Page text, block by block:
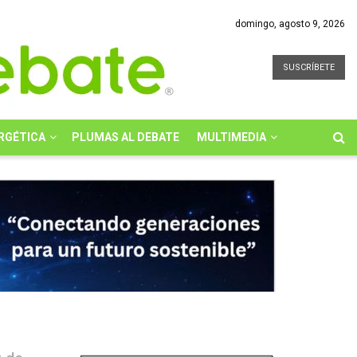
domingo, agosto 9, 2026
SUSCRÍBETE
PLUMAS AL DEBATE MULTIMEDIA